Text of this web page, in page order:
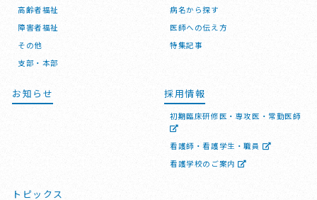
高齢者福祉
障害者福祉
その他
支部・本部
病名から探す
医師への伝え方
特集記事
お知らせ 採用情報
初期臨床研修医・専攻医・常勤医師
看護師・看護学生・職員
看護学校のご案内
トピックス